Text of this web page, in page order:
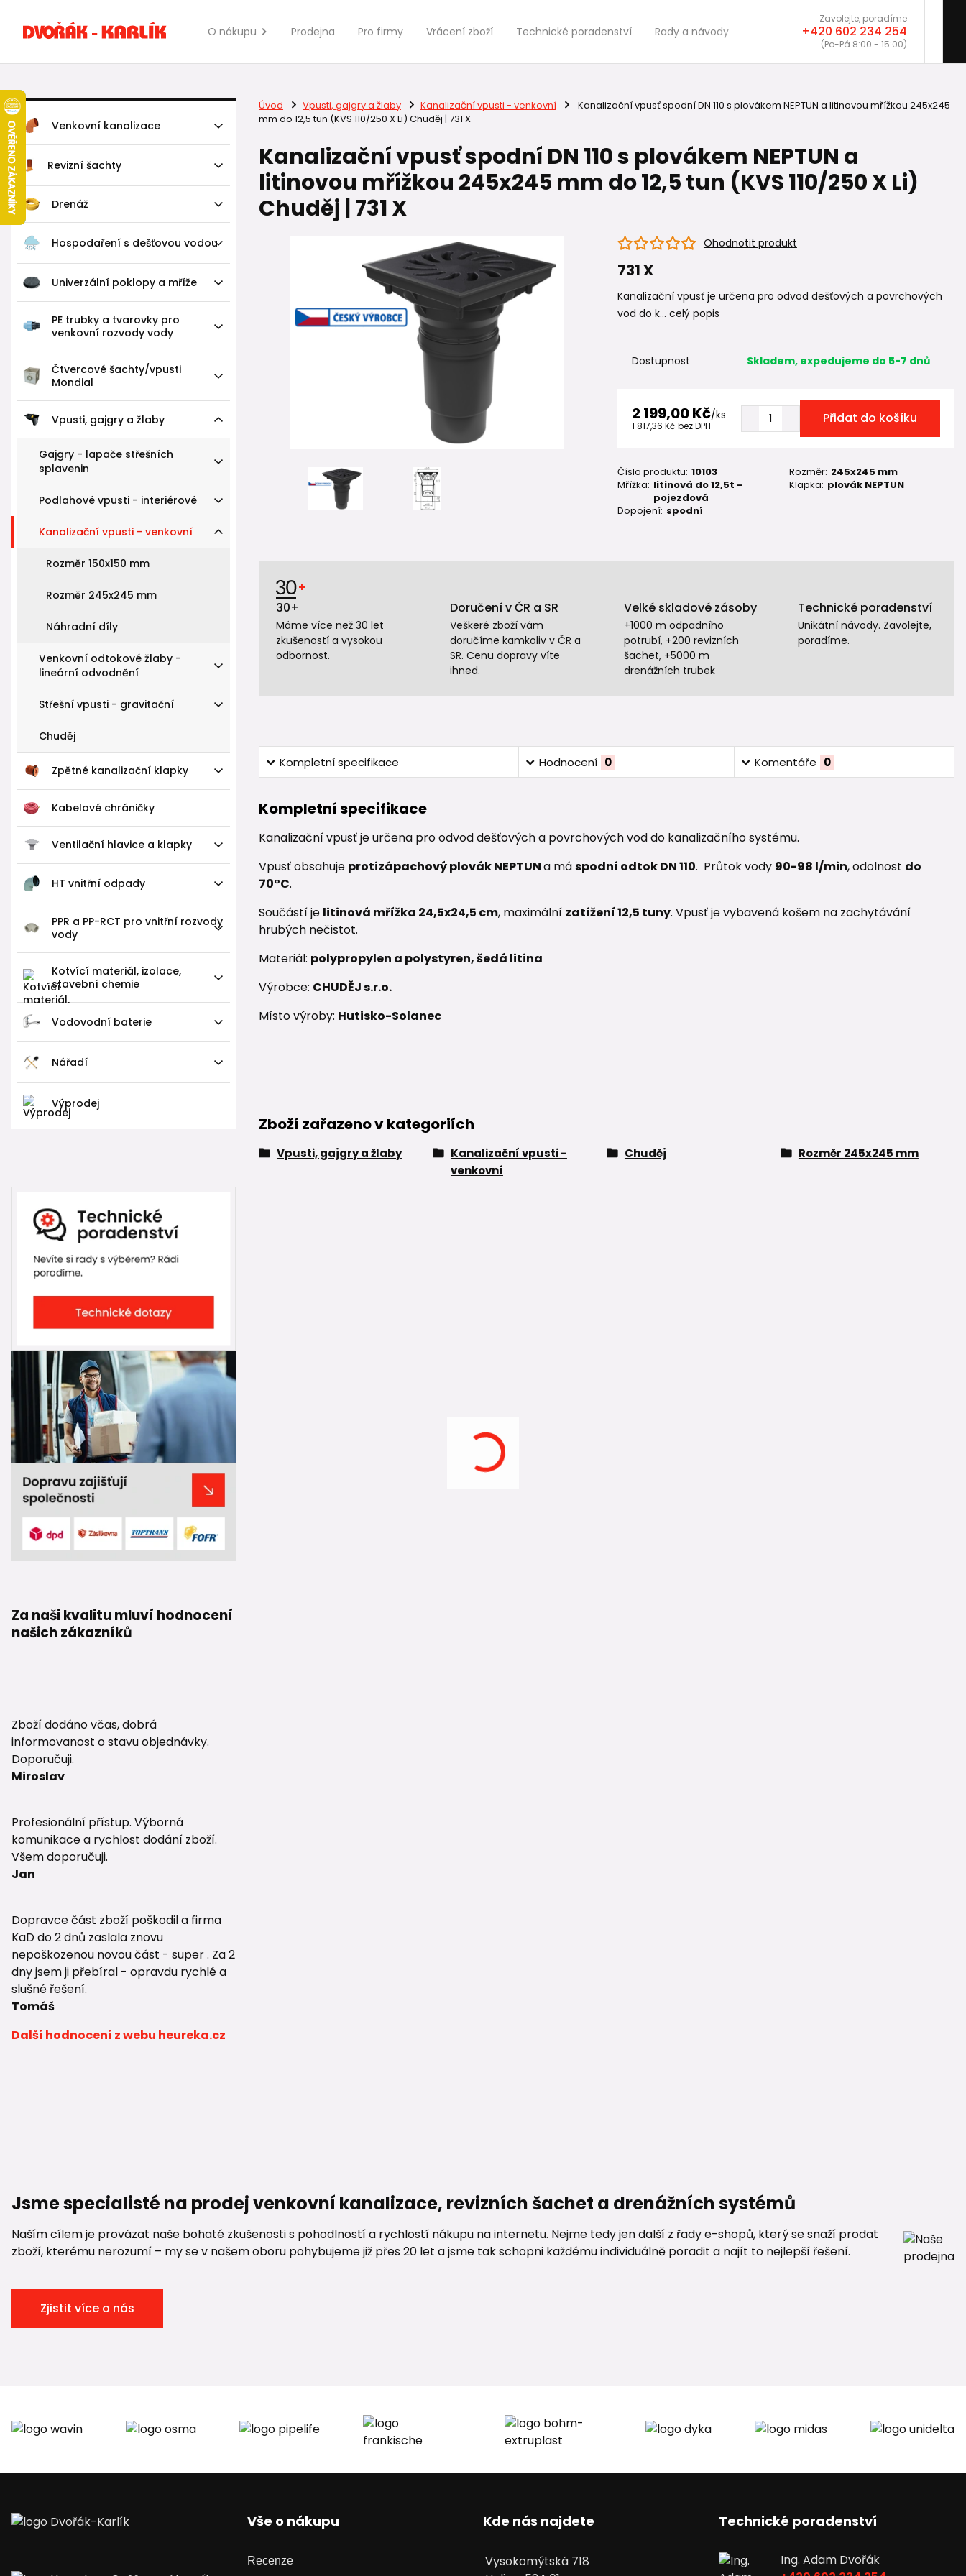
O nákupu Prodejna Pro firmy Vrácení zboží Technické poradenství Rady a návody
Zavolejte, poradíme
+420 602 234 254
(Po-Pá 8:00 - 15:00)
Venkovní kanalizace
Revizní šachty
Drenáž
Hospodaření s dešťovou vodou
Univerzální poklopy a mříže
PE trubky a tvarovky pro
venkovní rozvody vody
Čtvercové šachty/vpusti
Mondial
Vpusti, gajgry a žlaby
Gajgry - lapače střešních
splavenin
Podlahové vpusti - interiérové
Kanalizační vpusti - venkovní
Rozměr 150x150 mm
Rozměr 245x245 mm
Náhradní díly
Venkovní odtokové žlaby -
lineární odvodnění
Střešní vpusti - gravitační
Chuděj
Zpětné kanalizační klapky
Kabelové chráničky
Ventilační hlavice a klapky
HT vnitřní odpady
PPR a PP-RCT pro vnitřní rozvody
vody
Kotvící materiál, izolace,
stavební chemie
Vodovodní baterie
Nářadí
Výprodej
Za naši kvalitu mluví hodnocení
našich zákazníků
Zboží dodáno včas, dobrá
informovanost o stavu objednávky.
Doporučuji.
Miroslav
Profesionální přístup. Výborná
komunikace a rychlost dodání zboží.
Všem doporučuji.
Jan
Dopravce část zboží poškodil a firma
KaD do 2 dnů zaslala znovu
nepoškozenou novou část - super . Za 2
dny jsem ji přebíral - opravdu rychlé a
slušné řešení.
Tomáš
Další hodnocení z webu heureka.cz
Úvod Vpusti, gajgry a žlaby Kanalizační vpusti - venkovní
Kanalizační vpusť spodní DN 110 s plovákem NEPTUN a litinovou mřížkou 245x245
mm do 12,5 tun (KVS 110/250 X Li) Chuděj | 731 X
Kanalizační vpusť spodní DN 110 s plovákem NEPTUN a
litinovou mřížkou 245x245 mm do 12,5 tun (KVS 110/250 X Li)
Chuděj | 731 X
Ohodnotit produkt
731 X
Kanalizační vpusť je určena pro odvod dešťových a povrchových
vod do k... celý popis
Dostupnost Skladem, expedujeme do 5-7 dnů
2 199,00 Kč/ks
1 817,36 Kč bez DPH Přidat do košíku
Číslo produktu: 10103 Rozměr: 245x245 mm
Mřížka: litinová do 12,5t -
pojezdová
Klapka: plovák NEPTUN
Dopojení: spodní
30+
Máme více než 30 let
zkušeností a vysokou
odbornost.
Doručení v ČR a SR
Veškeré zboží vám
doručíme kamkoliv v ČR a
SR. Cenu dopravy víte
ihned.
Velké skladové zásoby
+1000 m odpadního
potrubí, +200 revizních
šachet, +5000 m
drenážních trubek
Technické poradenství
Unikátní návody. Zavolejte,
poradíme.
Kompletní specifikace Hodnocení 0 Komentáře 0
Kompletní specifikace
Kanalizační vpusť je určena pro odvod dešťových a povrchových vod do kanalizačního systému.
Vpusť obsahuje protizápachový plovák NEPTUNa máspodní odtok DN 110. Průtok vody 90-98 l/min, odolnost do
70°C.
Součástí je litinová mřížka 24,5x24,5 cm, maximální zatížení 12,5 tuny. Vpusť je vybavená košem na zachytávání
hrubých nečistot.
Materiál: polypropylen a polystyren, šedá litina
Výrobce: CHUDĚJ s.r.o.
Místo výroby: Hutisko-Solanec
Zboží zařazeno v kategoriích
Vpusti, gajgry a žlaby
Kanalizační vpusti -
venkovní
Chuděj Rozměr 245x245 mm
Jsme specialisté na prodej venkovní kanalizace, revizních šachet a drenážních systémů
Naším cílem je provázat naše bohaté zkušenosti s pohodlností a rychlostí nákupu na internetu. Nejme tedy jen další z řady e-shopů, který se snaží prodat
zboží, kterému nerozumí – my se v našem oboru pohybujeme již přes 20 let a jsme tak schopni každému individuálně poradit a najít to nejlepší řešení.
Zjistit více o nás
Vše o nákupu
Recenze
Kde nás najdete
Vysokomýtská 718
Technické poradenství
Ing. Adam Dvořák